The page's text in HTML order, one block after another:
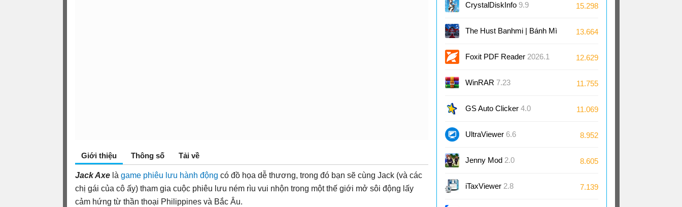
Giới thiệu Thông số Tải về
Jack Axe là game phiêu lưu hành động có đồ họa dễ thương, trong đó bạn sẽ cùng Jack (và các
chị gái của cô ấy) tham gia cuộc phiêu lưu ném rìu vui nhộn trong một thế giới mở sôi động lấy
cảm hứng từ thần thoại Philippines và Bắc Âu.
CrystalDiskInfo 9.9 15.298
The Hust Banhmi | Bánh Mì
Bách Khoa
13.664
Foxit PDF Reader 2026.1 12.629
WinRAR 7.23 11.755
GS Auto Clicker 4.0 11.069
UltraViewer 6.6 8.952
Jenny Mod 2.0 8.605
iTaxViewer 2.8 7.139